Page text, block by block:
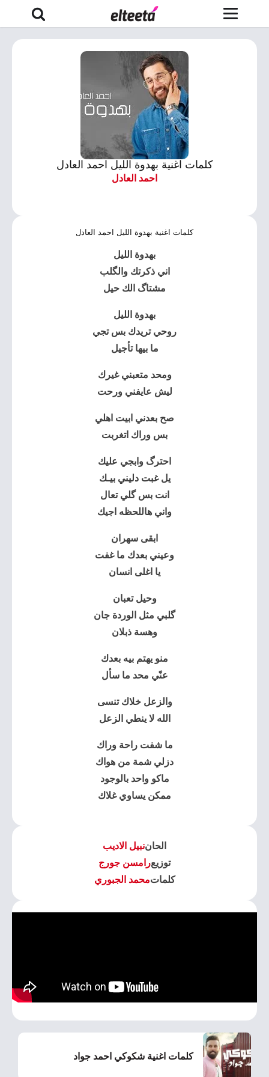
كلمات اغنية بهدوة الليل احمد العادل
احمد العادل
كلمات اغنية بهدوة الليل احمد العادل
بهدوة الليل
اني ذكرتك والگلب
مشتاگ الك حيل
بهدوة الليل
روحي تريدك بس تجي
ما بيها تأجيل
ومحد متعبني غيرك
ليش عايفني ورحت
صح بعدني ابيت اهلي
بس وراك اتغربت
احترگ وابجي عليك
يل غبت دليني بيـك
انت بس گلي تعال
واني هاللحظه اجيك
ابقى سهران
وعيني بعدك ما غفت
يا اغلى انسان
وحيل تعبان
گلبي مثل الوردة جان
وهسة ذبلان
منو يهتم بيه بعدك
عنّي محد ما سأل
والزعل خلاك تنسى
الله لا ينطي الزعل
ما شفت راحة وراك
دزلي شمة من هواك
ماكو واحد بالوجود
ممكن يساوي غلاك
الحاننبيل الاديب
توزيعرامسن جورج
كلماتمحمد الجبوري
كلمات اغنية شكوكي احمد جواد